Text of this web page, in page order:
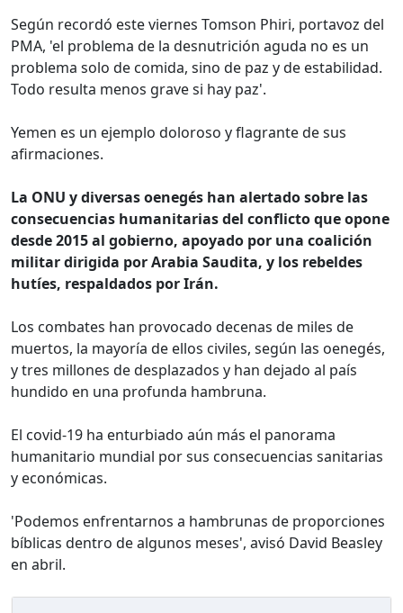
Según recordó este viernes Tomson Phiri, portavoz del
PMA, 'el problema de la desnutrición aguda no es un
problema solo de comida, sino de paz y de estabilidad.
Todo resulta menos grave si hay paz'.
Yemen es un ejemplo doloroso y flagrante de sus
afirmaciones.
La ONU y diversas oenegés han alertado sobre las
consecuencias humanitarias del conflicto que opone
desde 2015 al gobierno, apoyado por una coalición
militar dirigida por Arabia Saudita, y los rebeldes
hutíes, respaldados por Irán.
Los combates han provocado decenas de miles de
muertos, la mayoría de ellos civiles, según las oenegés,
y tres millones de desplazados y han dejado al país
hundido en una profunda hambruna.
El covid-19 ha enturbiado aún más el panorama
humanitario mundial por sus consecuencias sanitarias
y económicas.
'Podemos enfrentarnos a hambrunas de proporciones
bíblicas dentro de algunos meses', avisó David Beasley
en abril.